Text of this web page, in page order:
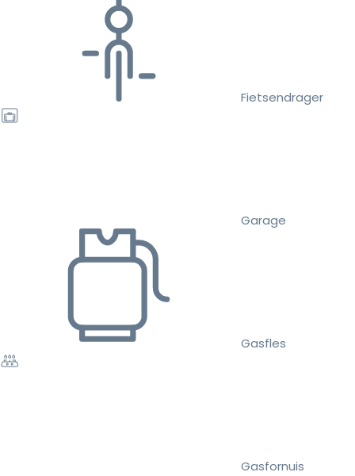
Fietsendrager
Garage
Gasfles
Gasfornuis